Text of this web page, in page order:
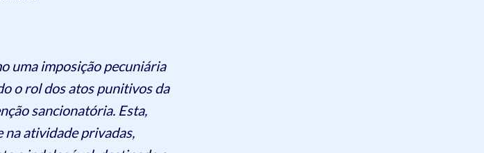
uma imposição pecuniária
o rol dos atos punitivos da
sancionatória. Esta,
na atividade privadas,